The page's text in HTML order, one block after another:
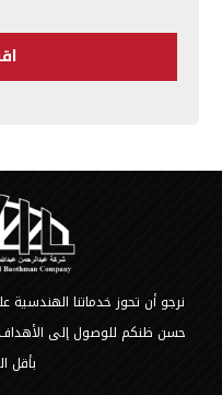
نرجو أن تحوز خدماتنا الهندسية
حسن ظنكم للوصول إلى
بأقل